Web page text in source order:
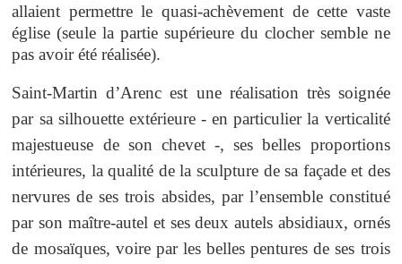
allaient permettre le quasi-achèvement de cette vaste
église (seule la partie supérieure du clocher semble ne
pas avoir été réalisée).
Saint-Martin d’Arenc est une réalisation très soignée
par sa silhouette extérieure - en particulier la verticalité
majestueuse de son chevet -, ses belles proportions
intérieures, la qualité de la sculpture de sa façade et des
nervures de ses trois absides, par l’ensemble constitué
par son maître-autel et ses deux autels absidiaux, ornés
de mosaïques, voire par les belles pentures de ses trois